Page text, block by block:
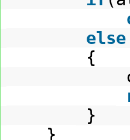
else
{
}
}